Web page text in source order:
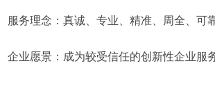
服务理念：真诚、专业、精准、周全、可
企业愿景：成为较受信任的创新性企业服